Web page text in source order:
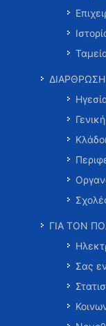
ΔΙΑΡΘΡΩΣΗ
ΓΙΑ ΤΟΝ
Σας